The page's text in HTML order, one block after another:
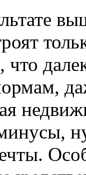
что